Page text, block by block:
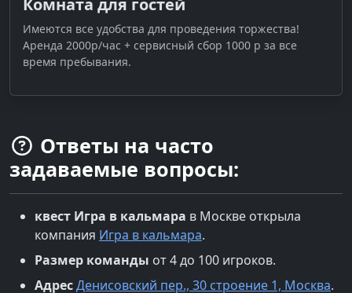
Имеются все удобства для проведения торжества!
Аренда 2000р/час + сервисный сбор 1000 р за все
время пребывания.
Ответы на часто
задаваемые вопросы:
квест Игра в кальмара в Москве открыла
компания Игра в кальмара.
Размер команды от 4 до 100 игроков.
АдресДенисовский пер., 30 строение 1, Москва.